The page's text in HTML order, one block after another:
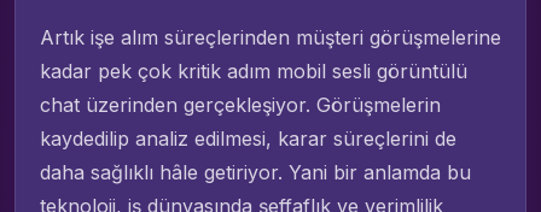
Artık işe alım süreçlerinden müşteri görüşmelerine
kadar pek çok kritik adım mobil sesli görüntülü
chat üzerinden gerçekleşiyor. Görüşmelerin
kaydedilip analiz edilmesi, karar süreçlerini de
daha sağlıklı hâle getiriyor. Yani bir anlamda bu
teknoloji, iş dünyasında şeffaflık ve verimlilik